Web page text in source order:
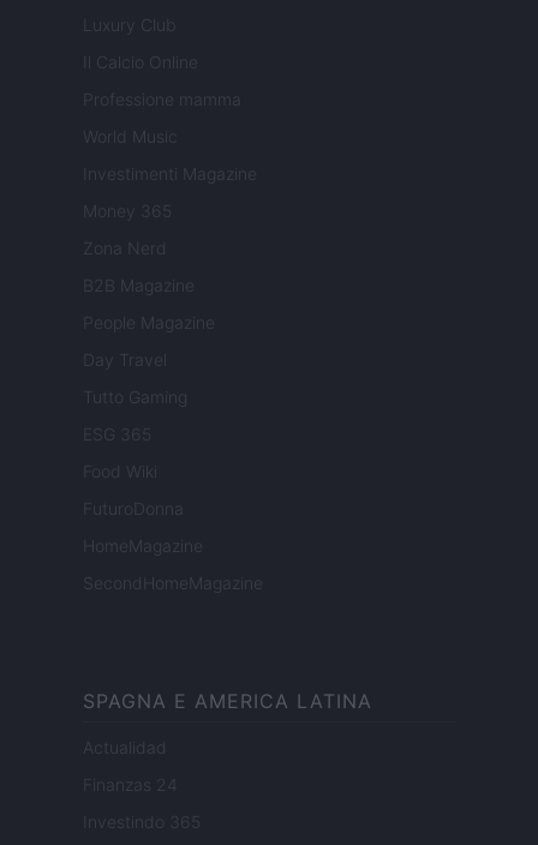
Luxury Club
Il Calcio Online
Professione mamma
World Music
Investimenti Magazine
Money 365
Zona Nerd
B2B Magazine
People Magazine
Day Travel
Tutto Gaming
ESG 365
Food Wiki
FuturoDonna
HomeMagazine
SecondHomeMagazine
SPAGNA E AMERICA LATINA
Actualidad
Finanzas 24
Investindo 365